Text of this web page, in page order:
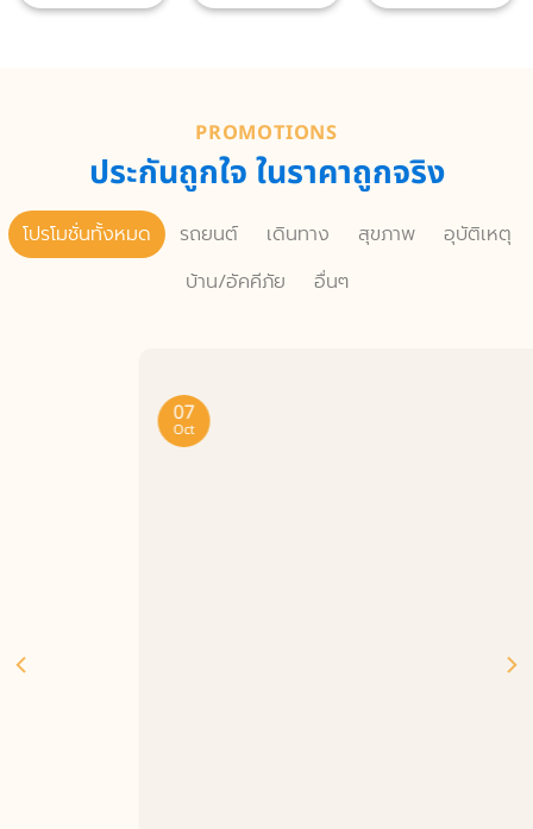
PROMOTIONS
ประกันถูกใจ ในราคาถูกจริง
โปรโมชั่นทั้งหมด รถยนต์ เดินทาง สุขภาพ
อุบัติเหตุ
บ้าน/อัคคีภัย
อื่นๆ